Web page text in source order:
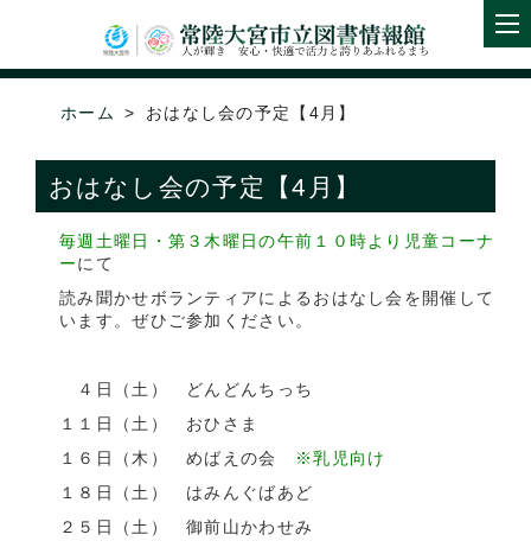
ホーム おはなし会の予定【4月】
おはなし会の予定【4月】
毎週土曜日・第３木曜日の午前１０時より児童コーナ
ーにて
読み聞かせボランティアによるおはなし会を開催して
います。ぜひご参加ください。
４日（土） どんどんちっち
１１日（土） おひさま
１６日（木） めばえの会
※乳児向け
１８日（土） はみんぐばあど
２５日（土） 御前山かわせみ